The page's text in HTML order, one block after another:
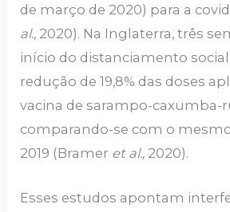
de março de 2020) para a
al., 2020). Na Inglaterra, três
início do distanciamento
redução de 19,8% das doses
vacina de sarampo-caxumba-
comparando-se com o
2019 (Bramer et al., 2020).
Esses estudos apontam